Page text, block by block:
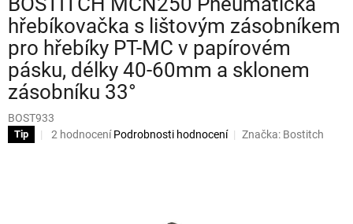
hřebíkovačka s lištovým zásobníkem
pro hřebíky PT-MC v papírovém
pásku, délky 40-60mm a sklonem
zásobníku 33°
BOST933
Tip
Průměrné
2 hodnocení Podrobnosti hodnocení Značka: Bostitch